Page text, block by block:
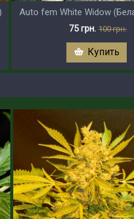
Auto fem White Widow
75 грн. 100 грн.
Купить